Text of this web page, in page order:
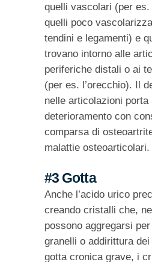
quelli vascolari (per
quelli poco
tendini e legamenti) e
trovano intorno alle
periferiche distali o ai
(per es. l’orecchio). Il
nelle articolazioni porta
deterioramento con
comparsa di
malattie osteoarticolari.
#3 Gotta
Anche l’acido urico
creando cristalli che,
possono aggregarsi
granelli o addirittura
gotta cronica grave, i